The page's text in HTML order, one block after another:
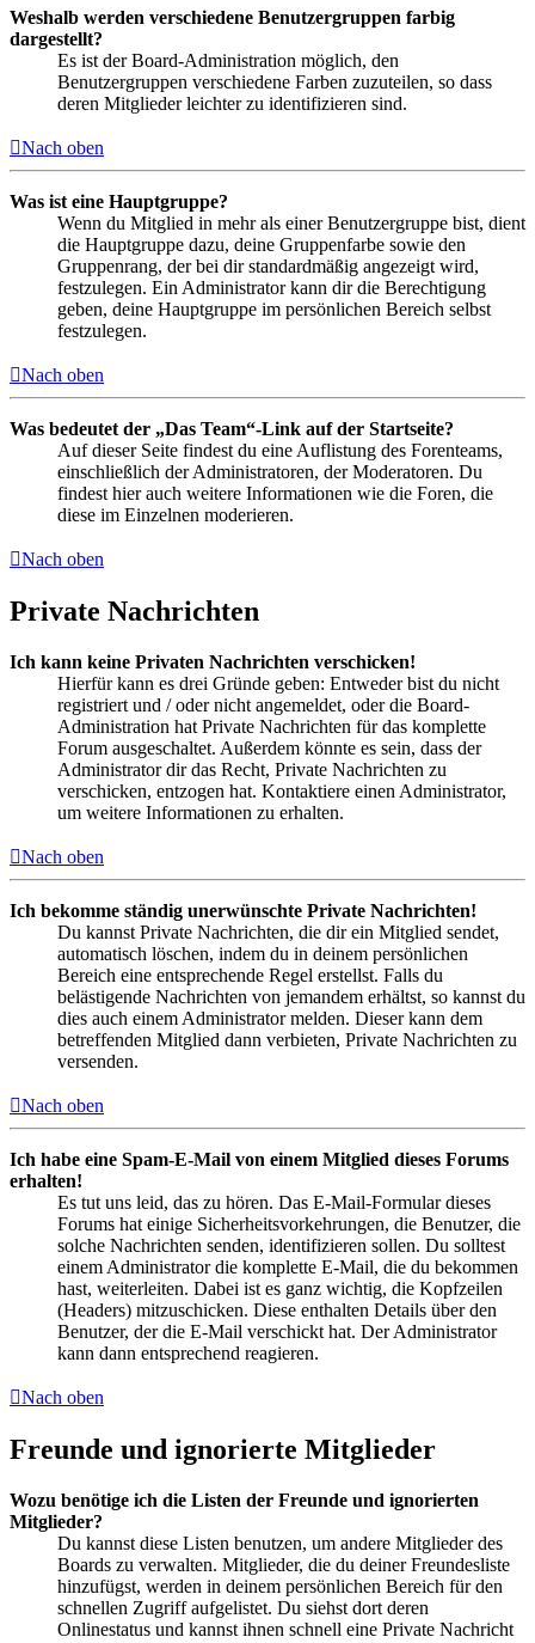
Weshalb werden verschiedene Benutzergruppen farbig
dargestellt?
Es ist der Board-Administration möglich, den
Benutzergruppen verschiedene Farben zuzuteilen, so dass
deren Mitglieder leichter zu identifizieren sind.
Nach oben
Was ist eine Hauptgruppe?
Wenn du Mitglied in mehr als einer Benutzergruppe bist, dient
die Hauptgruppe dazu, deine Gruppenfarbe sowie den
Gruppenrang, der bei dir standardmäßig angezeigt wird,
festzulegen. Ein Administrator kann dir die Berechtigung
geben, deine Hauptgruppe im persönlichen Bereich selbst
festzulegen.
Nach oben
Was bedeutet der „Das Team“-Link auf der Startseite?
Auf dieser Seite findest du eine Auflistung des Forenteams,
einschließlich der Administratoren, der Moderatoren. Du
findest hier auch weitere Informationen wie die Foren, die
diese im Einzelnen moderieren.
Nach oben
Private Nachrichten
Ich kann keine Privaten Nachrichten verschicken!
Hierfür kann es drei Gründe geben: Entweder bist du nicht
registriert und / oder nicht angemeldet, oder die Board-
Administration hat Private Nachrichten für das komplette
Forum ausgeschaltet. Außerdem könnte es sein, dass der
Administrator dir das Recht, Private Nachrichten zu
verschicken, entzogen hat. Kontaktiere einen Administrator,
um weitere Informationen zu erhalten.
Nach oben
Ich bekomme ständig unerwünschte Private Nachrichten!
Du kannst Private Nachrichten, die dir ein Mitglied sendet,
automatisch löschen, indem du in deinem persönlichen
Bereich eine entsprechende Regel erstellst. Falls du
belästigende Nachrichten von jemandem erhältst, so kannst du
dies auch einem Administrator melden. Dieser kann dem
betreffenden Mitglied dann verbieten, Private Nachrichten zu
versenden.
Nach oben
Ich habe eine Spam-E-Mail von einem Mitglied dieses Forums
erhalten!
Es tut uns leid, das zu hören. Das E-Mail-Formular dieses
Forums hat einige Sicherheitsvorkehrungen, die Benutzer, die
solche Nachrichten senden, identifizieren sollen. Du solltest
einem Administrator die komplette E-Mail, die du bekommen
hast, weiterleiten. Dabei ist es ganz wichtig, die Kopfzeilen
(Headers) mitzuschicken. Diese enthalten Details über den
Benutzer, der die E-Mail verschickt hat. Der Administrator
kann dann entsprechend reagieren.
Nach oben
Freunde und ignorierte Mitglieder
Wozu benötige ich die Listen der Freunde und ignorierten
Mitglieder?
Du kannst diese Listen benutzen, um andere Mitglieder des
Boards zu verwalten. Mitglieder, die du deiner Freundesliste
hinzufügst, werden in deinem persönlichen Bereich für den
schnellen Zugriff aufgelistet. Du siehst dort deren
Onlinestatus und kannst ihnen schnell eine Private Nachricht